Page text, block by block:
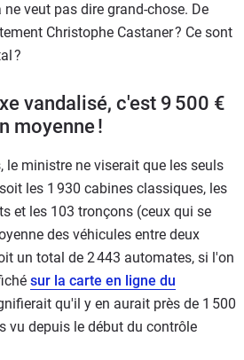
veut pas dire grand-chose. De
Christophe Castaner ? Ce sont
?
vandalisé, c'est 9 500 €
moyenne !
ministre ne viserait que les seuls
les 1 930 cabines classiques, les
et les 103 tronçons (ceux qui se
des véhicules entre deux
un total de 2 443 automates, si l'on
sur la carte en ligne du
qu'il y en aurait près de 1 500
vu depuis le début du contrôle